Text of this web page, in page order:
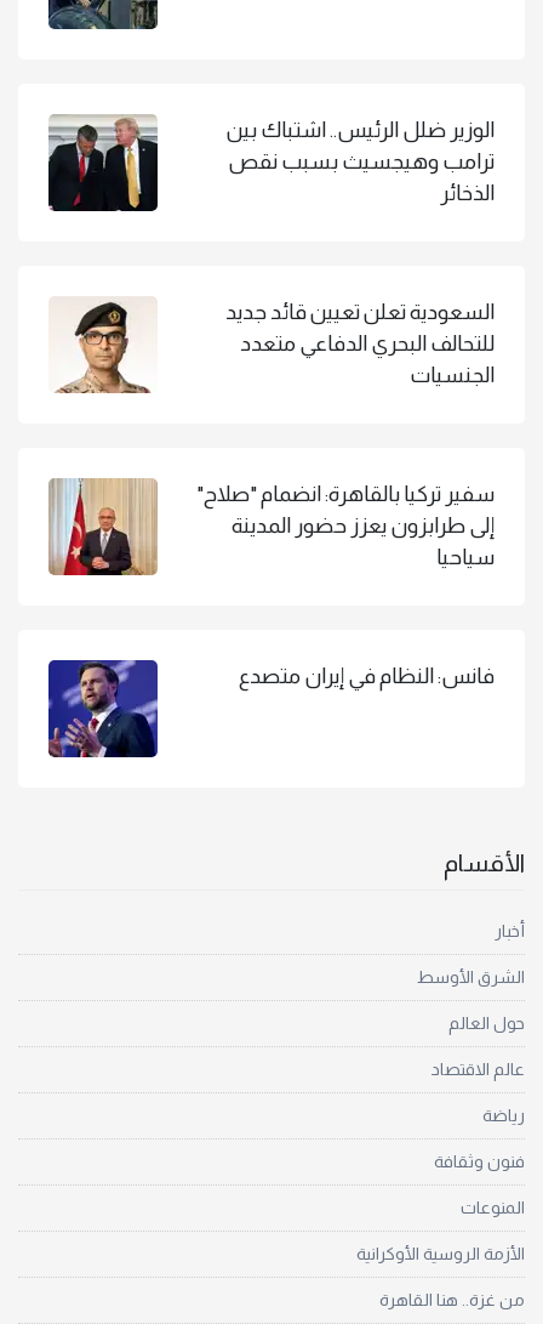
الوزير ضلل الرئيس.. اشتباك بين
ترامب وهيجسيث بسبب نقص
الذخائر
السعودية تعلن تعيين قائد جديد
للتحالف البحري الدفاعي متعدد
الجنسيات
سفير تركيا بالقاهرة: انضمام "صلاح"
إلى طرابزون يعزز حضور المدينة
سياحيا
فانس: النظام في إيران متصدع
الأقسام
أخبار
الشرق الأوسط
حول العالم
عالم الاقتصاد
رياضة
فنون وثقافة
المنوعات
الأزمة الروسية الأوكرانية
من غزة.. هنا القاهرة